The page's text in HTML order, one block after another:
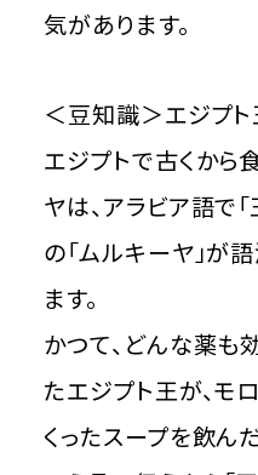
気があります。
＜豆知識＞エジプ
エジプトで古くから
ヤは、アラビア語で
の「ムルキーヤ」が
ます。
かつて、どんな薬も
たエジプト王が、モ
くったスープを飲ん